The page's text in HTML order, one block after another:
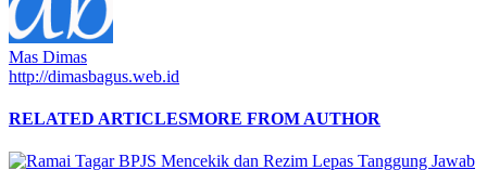
Mas Dimas
http://dimasbagus.web.id
RELATED ARTICLESMORE FROM AUTHOR